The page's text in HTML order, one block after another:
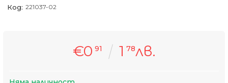
Код: 221037-02
€0 91 1 78лв.